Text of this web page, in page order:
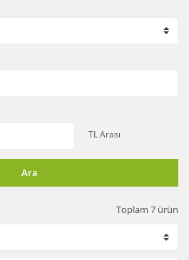
TL Arası
Ara
Toplam 7 ürün